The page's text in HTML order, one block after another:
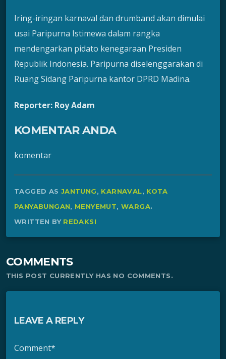
Iring-iringan karnaval dan drumband akan dimulai
usai Paripurna Istimewa dalam rangka
mendengarkan pidato kenegaraan Presiden
Republik Indonesia. Paripurna diselenggarakan di
Ruang Sidang Paripurna kantor DPRD Madina.
Reporter: Roy Adam
KOMENTAR ANDA
komentar
TAGGED AS JANTUNG, KARNAVAL, KOTA
PANYABUNGAN, MENYEMUT, WARGA.
WRITTEN BY REDAKSI
COMMENTS
THIS POST CURRENTLY HAS NO COMMENTS.
LEAVE A REPLY
Comment*